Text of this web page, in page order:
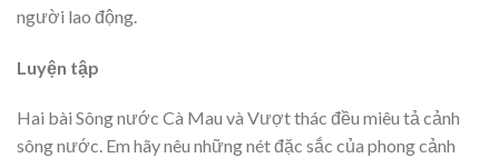
người lao động.
Luyện tập
Hai bài Sông nước Cà Mau và Vượt thác đều miêu tả cảnh
sông nước. Em hãy nêu những nét đặc sắc của phong cảnh